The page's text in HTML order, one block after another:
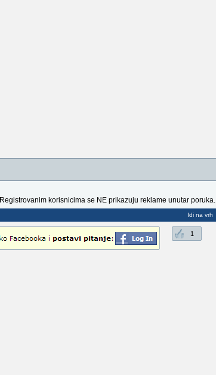
Registrovanim korisnicima se NE prikazuju reklame unutar poruka.
Idi na vrh
1